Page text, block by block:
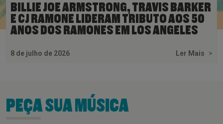
BILLIE JOE ARMSTRONG, TRAVIS BARKER
E CJ RAMONE LIDERAM TRIBUTO AOS 50
ANOS DOS RAMONES EM LOS ANGELES
8 de julho de 2026 Ler Mais >
PEÇA SUA MÚSICA